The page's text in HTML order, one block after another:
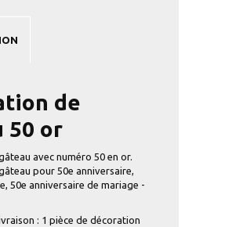
de
50 or
avec numéro 50 en or.
pour 50e anniversaire,
50e anniversaire de mariage -
: 1 pièce de décoration